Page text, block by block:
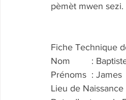
pèmèt mwen sezi.
Fiche Technique
Nom	:
Prénoms	: James